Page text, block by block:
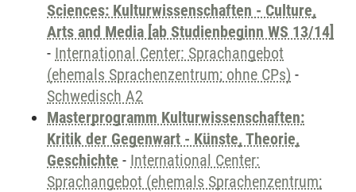
Sciences: Kulturwissenschaften - Culture,
Arts and Media [ab Studienbeginn WS 13/14]
- International Center: Sprachangebot
(ehemals Sprachenzentrum; ohne CPs) -
Schwedisch A2
Masterprogramm Kulturwissenschaften:
Kritik der Gegenwart - Künste, Theorie,
Geschichte - International Center:
Sprachangebot (ehemals Sprachenzentrum;